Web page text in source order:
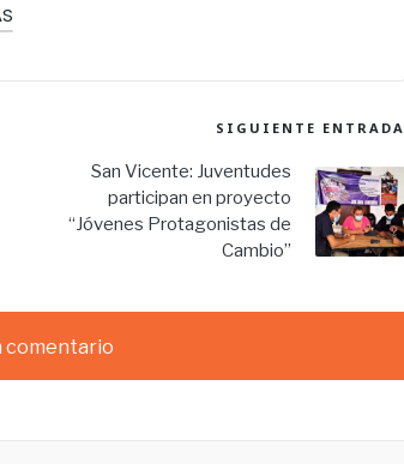
SIGUIENTE ENTRADA
San Vicente: Juventudes
participan en proyecto
“Jóvenes Protagonistas de
Cambio”
comentario